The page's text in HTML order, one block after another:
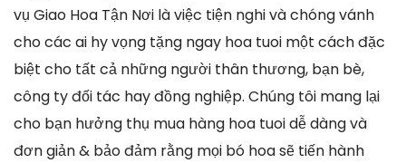
vụ Giao Hoa Tận Nơi là việc tiện nghi và chóng vánh
cho các ai hy vọng tặng ngay hoa tuoi một cách đặc
biệt cho tất cả những người thân thương, bạn bè,
công ty đối tác hay đồng nghiệp. Chúng tôi mang lại
cho bạn hưởng thụ mua hàng hoa tuoi dễ dàng và
đơn giản & bảo đảm rằng mọi bó hoa sẽ tiến hành